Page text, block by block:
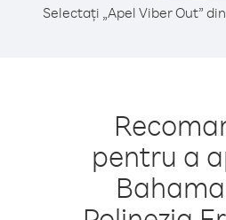
Selectați „Apel Viber Out”
pentru a